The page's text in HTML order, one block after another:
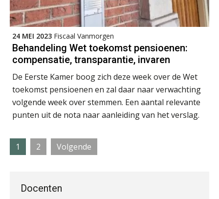
24 MEI 2023 Fiscaal Vanmorgen
Behandeling Wet toekomst pensioenen:
compensatie, transparantie, invaren
De Eerste Kamer boog zich deze week over de Wet
toekomst pensioenen en zal daar naar verwachting
volgende week over stemmen. Een aantal relevante
punten uit de nota naar aanleiding van het verslag.
Pagina
1 Pagina
2 Volgende
Docenten
Peter Kerkhof
Ron Mulder